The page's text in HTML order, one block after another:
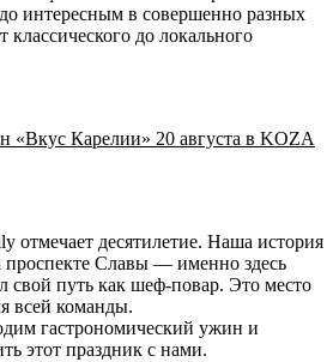
интересным в совершенно разных
классического до локального
«Вкус Карелии» 20 августа в KOZA
отмечает десятилетие. Наша история
проспекте Славы — именно здесь
свой путь как шеф-повар. Это место
всей команды.
гастрономический ужин и
этот праздник с нами.